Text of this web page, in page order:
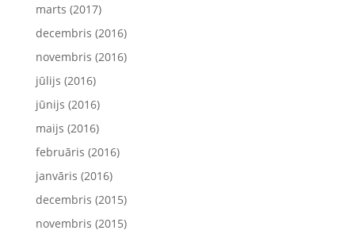
marts (2017)
decembris (2016)
novembris (2016)
jūlijs (2016)
jūnijs (2016)
maijs (2016)
februāris (2016)
janvāris (2016)
decembris (2015)
novembris (2015)